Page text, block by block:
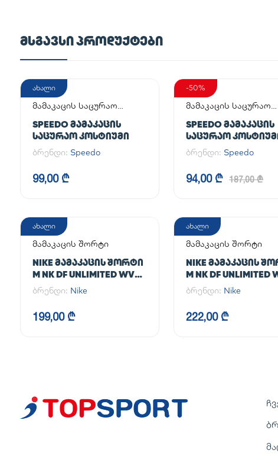
ᲛᲡᲒᲐᲕᲡᲘ ᲞᲠᲝᲓᲣᲥᲢᲔᲑᲘ
ახალი
მამაკაცის საცურაო
SPEEDO ᲛᲐᲛᲐᲙᲐᲪᲘᲡ
ᲡᲐᲪᲣᲠᲐᲝ ᲙᲝᲡᲢᲘᲣᲛᲘ
ბრენდი: Speedo
99,00 ₾
-50%
მამაკაცის საცურაო
SPEEDO ᲛᲐᲛᲐᲙᲐᲪᲘᲡ
ᲡᲐᲪᲣᲠᲐᲝ
ბრენდი: Speedo
94,00 ₾ 187,00 ₾
ახალი
მამაკაცის შორტი
NIKE ᲛᲐᲛᲐᲙᲐᲪᲘᲡ ᲨᲝᲠᲢᲘ
M NK DF UNLIMITED WVN
7IN UL
ბრენდი: Nike
199,00 ₾
ახალი
მამაკაცის შორტი
NIKE ᲛᲐᲛᲐᲙᲐᲪᲘᲡ
M NK DF UNLIMITED
7IN 2IN1
ბრენდი: Nike
222,00 ₾